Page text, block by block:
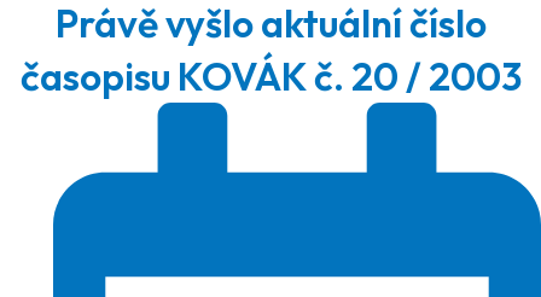
Právě vyšlo aktuální číslo
časopisu KOVÁK č. 20 / 2003